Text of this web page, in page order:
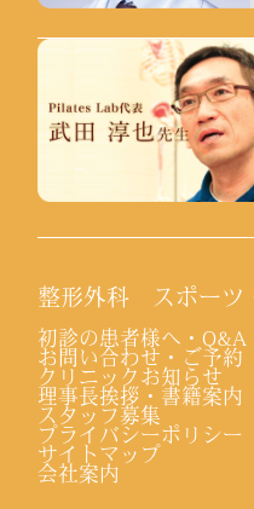
整形外科 スポーツ
初診の患者様へ・Q&A
お問い合わせ・ご予約
クリニックお知らせ
理事長挨拶・書籍案内
スタッフ募集
プライバシーポリシー
サイトマップ
会社案内